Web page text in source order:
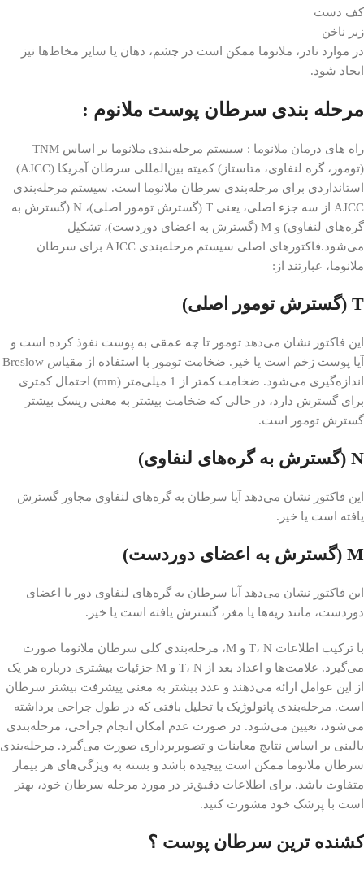
کف دست
زیر ناخن
در موارد نادر، ملانوما ممکن است در چشم، دهان یا سایر مخاط‌ها نیز
ایجاد شود.
مرحله بندی سرطان پوست ملانوم :
راه های درمان ملانوما : سیستم مرحله‌بندی ملانوما بر اساس TNM
(تومور، گره لنفاوی، متاستاز) کمیته بین‌المللی سرطان آمریکا (AJCC)
استانداردی برای مرحله‌بندی سرطان ملانوما است. سیستم مرحله‌بندی
AJCC از سه جزء اصلی، یعنی T (گسترش تومور اصلی)، N (گسترش به
گره‌های لنفاوی) و M (گسترش به اعضای دوردست)، تشکیل
می‌شود.فاکتورهای اصلی سیستم مرحله‌بندی AJCC برای سرطان
ملانوما، عبارتند از:
T (گسترش تومور اصلی)
این فاکتور نشان می‌دهد تومور تا چه عمقی به پوست نفوذ کرده است و
آیا پوست زخم است یا خیر. ضخامت تومور با استفاده از مقیاس Breslow
اندازه‌گیری می‌شود. ضخامت کمتر از 1 میلی‌متر (mm) احتمال کمتری
برای گسترش دارد، در حالی که ضخامت بیشتر به معنی ریسک بیشتر
گسترش تومور است.
N (گسترش به گره‌های لنفاوی)
این فاکتور نشان می‌دهد آیا سرطان به گره‌های لنفاوی مجاور گسترش
یافته است یا خیر.
M (گسترش به اعضای دوردست)
این فاکتور نشان می‌دهد آیا سرطان به گره‌های لنفاوی دور یا اعضای
دوردست، مانند ریه‌ها یا مغز، گسترش یافته است یا خیر.
با ترکیب اطلاعات T، N و M، مرحله‌بندی کلی سرطان ملانوما صورت
می‌گیرد. علامت‌ها و اعداد بعد از T، N و M جزئیات بیشتری درباره هر یک
از این عوامل ارائه می‌دهند و عدد بیشتر به معنی پیشرفت بیشتر سرطان
است. مرحله‌بندی پاتولوژیک با تحلیل بافتی که در طول جراحی برداشته
می‌شود، تعیین می‌شود. در صورت عدم امکان انجام جراحی، مرحله‌بندی
بالینی بر اساس نتایج معاینات و تصویربرداری صورت می‌گیرد. مرحله‌بندی
سرطان ملانوما ممکن است پیچیده باشد و بسته به ویژگی‌های هر بیمار
متفاوت باشد. برای اطلاعات دقیق‌تر در مورد مرحله سرطان خود، بهتر
است با پزشک خود مشورت کنید.
کشنده ترین سرطان پوست ؟